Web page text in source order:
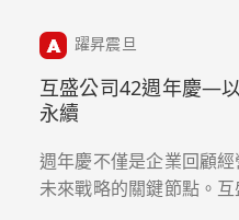
躍昇震旦
互盛公司42週年慶—
永續
週年慶不僅是企業回顧
未來戰略的關鍵節點。